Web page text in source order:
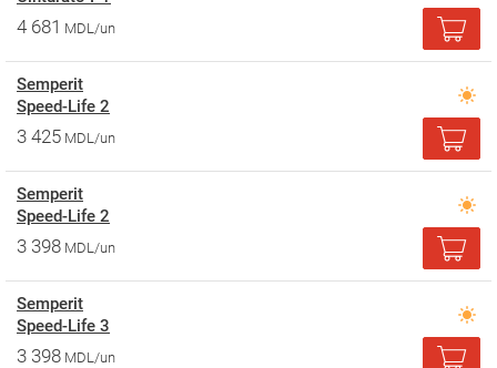
4 681 MDL/un
Semperit
Speed-Life 2
3 425 MDL/un
Semperit
Speed-Life 2
3 398 MDL/un
Semperit
Speed-Life 3
3 398 MDL/un